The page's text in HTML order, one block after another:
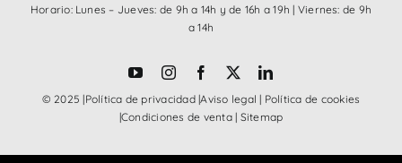
Horario: Lunes – Jueves: de 9h a 14h y de 16h a 19h | Viernes: de 9h
a 14h
© 2025 |Política de privacidad|Aviso legal | Política de cookies
|Condiciones de venta| Sitemap